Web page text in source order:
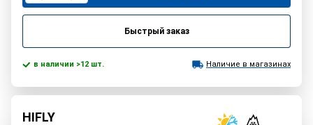
Быстрый заказ
в наличии >12 шт. Наличие в магазинах
HIFLY